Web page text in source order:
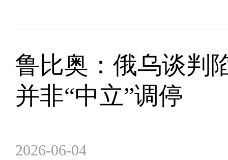
鲁比奥：俄乌谈判
并非“中立”调停
2026-06-04